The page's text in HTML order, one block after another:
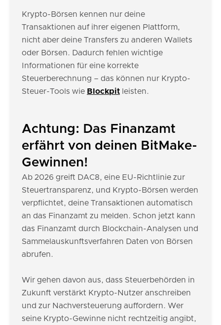
Krypto-Börsen kennen nur deine
Transaktionen auf ihrer eigenen Plattform,
nicht aber deine Transfers zu anderen Wallets
oder Börsen. Dadurch fehlen wichtige
Informationen für eine korrekte
Steuerberechnung – das können nur Krypto-
Steuer-Tools wie Blockpit leisten.
Achtung: Das Finanzamt
erfährt von deinen BitMake-
Gewinnen!
Ab 2026 greift DAC8, eine EU-Richtlinie zur
Steuertransparenz, und Krypto-Börsen werden
verpflichtet, deine Transaktionen automatisch
an das Finanzamt zu melden. Schon jetzt kann
das Finanzamt durch Blockchain-Analysen und
Sammelauskunftsverfahren Daten von Börsen
abrufen.
Wir gehen davon aus, dass Steuerbehörden in
Zukunft verstärkt Krypto-Nutzer anschreiben
und zur Nachversteuerung auffordern. Wer
seine Krypto-Gewinne nicht rechtzeitig angibt,